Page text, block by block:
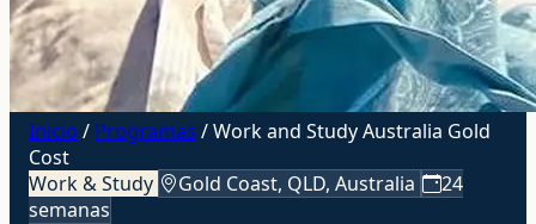
Inicio / Programas /Work and Study Australia Gold
Cost
Work & Study
Gold Coast, QLD, Australia
24
semanas